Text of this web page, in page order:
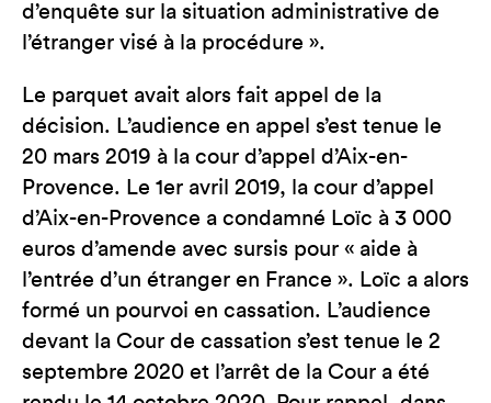
d’enquête sur la situation administrative de
l’étranger visé à la procédure ».
Le parquet avait alors fait appel de la
décision. L’audience en appel s’est tenue le
20 mars 2019 à la cour d’appel d’Aix-en-
Provence. Le 1er avril 2019, la cour d’appel
d’Aix-en-Provence a condamné Loïc à 3 000
euros d’amende avec sursis pour « aide à
l’entrée d’un étranger en France ». Loïc a alors
formé un pourvoi en cassation. L’audience
devant la Cour de cassation s’est tenue le 2
septembre 2020 et l’arrêt de la Cour a été